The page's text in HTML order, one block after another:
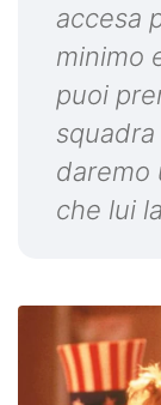
accesa
minimo
puoi
daremo
che lui